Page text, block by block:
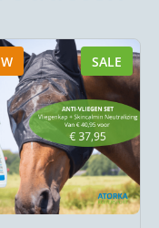
SALE